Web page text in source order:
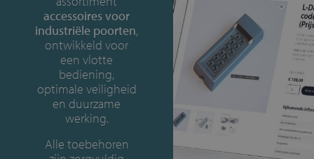
accessoires voor
industriële poorten,
ontwikkeld voor
een vlotte
bediening,
optimale veiligheid
en duurzame
werking.
Alle toebehoren